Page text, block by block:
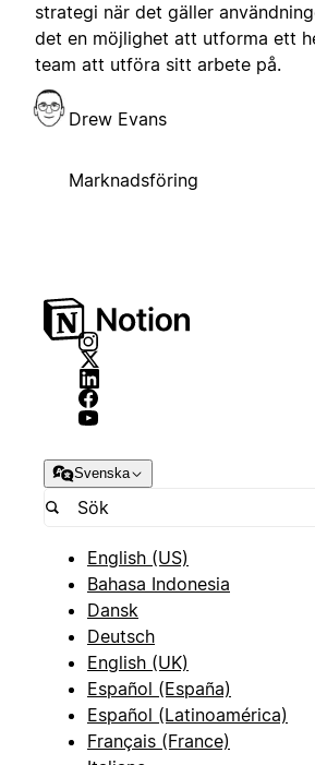
strategi när det gäller
det en möjlighet att utforma ett
team att utföra sitt arbete på.
Drew Evans
Marknadsföring
Svenska
English (US)
Bahasa Indonesia
Dansk
Deutsch
English (UK)
Español (España)
Español (Latinoamérica)
Français (France)